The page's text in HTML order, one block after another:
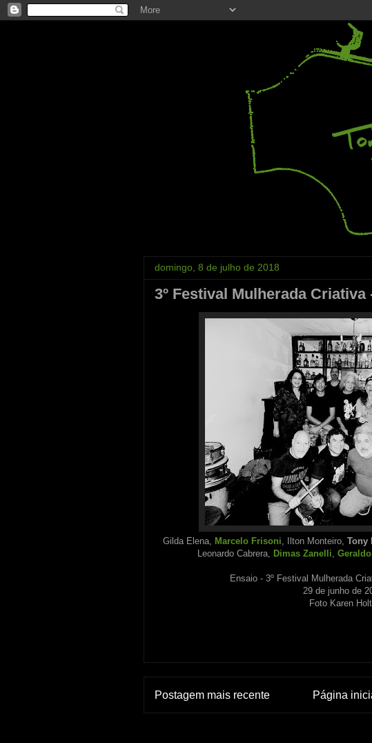
domingo, 8 de julho de 2018
3º Festival Mulherada Criativa
Gilda Elena, Marcelo Frisoni, Ilton Monteiro, Tony
Leonardo Cabrera, Dimas Zanelli,
Ensaio - 3º Festival Mulherada
29 de junho de
Foto Karen
Postagem mais recente Página